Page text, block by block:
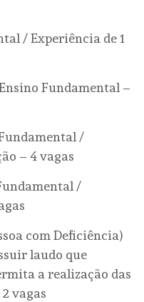
/ Experiência de 1
Fundamental –
/
– 4 vagas
/
com Deficiência)
laudo que
a realização das
vagas